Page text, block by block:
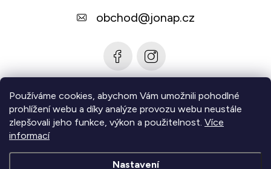
Používáme cookies, abychom Vám umožnili pohodlné
prohlížení webu a díky analýze provozu webu neustále
zlepšovali jeho funkce, výkon a použitelnost. Více
informací
Nastavení
obchod@jonap.cz
Informace pro vás
Zjistěte více